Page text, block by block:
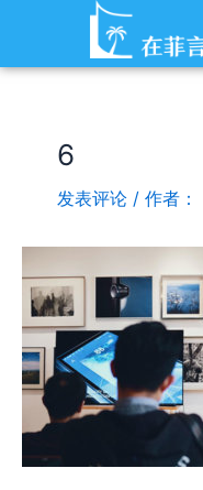
内
6
发表评论 / 作者：
Post
navigation